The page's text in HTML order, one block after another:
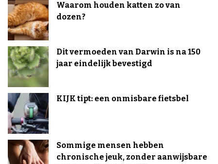
Waarom houden katten zo van
dozen?
Dit vermoeden van Darwin is na 150
jaar eindelijk bevestigd
KIJK tipt: een onmisbare fietsbel
Sommige mensen hebben
chronische jeuk, zonder aanwijsbare